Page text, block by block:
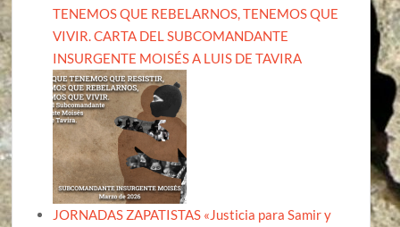
TENEMOS QUE REBELARNOS, TENEMOS QUE
VIVIR. CARTA DEL SUBCOMANDANTE
INSURGENTE MOISÉS A LUIS DE TAVIRA
JORNADAS ZAPATISTAS «Justicia para Samir y